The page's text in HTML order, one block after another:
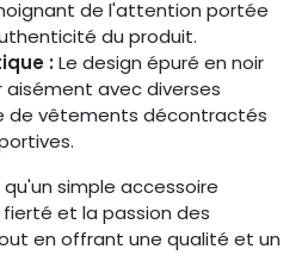
de l'attention portée
du produit.
:Le design épuré en noir
avec diverses
de vêtements décontractés
simple accessoire
et la passion des
en offrant une qualité et un